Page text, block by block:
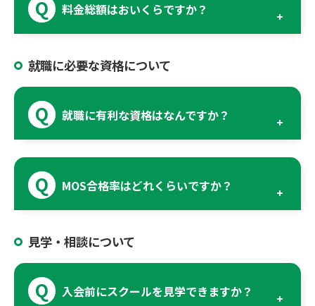
料金総額はおいくらですか？
就職に必要な資格について
就職に有利な資格はなんですか？
MOS合格率はどれくらいですか？
見学・相談について
入会前にスクールを見学できますか？